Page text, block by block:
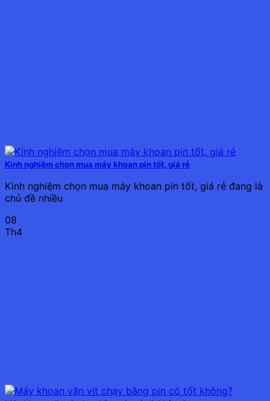
Kinh nghiệm chọn mua máy khoan pin tốt, giá rẻ
Kinh nghiệm chọn mua máy khoan pin tốt, giá rẻ đang là
chủ đề nhiều
08
Th4